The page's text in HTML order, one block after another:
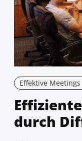
Effektive
durch